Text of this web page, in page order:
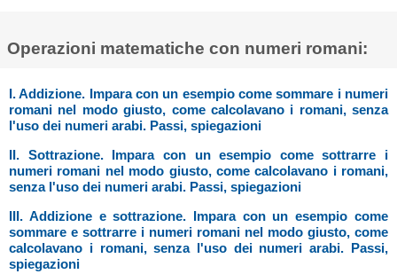
Operazioni matematiche con numeri romani:
I. Addizione. Impara con un esempio come sommare i numeri
romani nel modo giusto, come calcolavano i romani, senza
l'uso dei numeri arabi. Passi, spiegazioni
II. Sottrazione. Impara con un esempio come sottrarre i
numeri romani nel modo giusto, come calcolavano i romani,
senza l'uso dei numeri arabi. Passi, spiegazioni
III. Addizione e sottrazione. Impara con un esempio come
sommare e sottrarre i numeri romani nel modo giusto, come
calcolavano i romani, senza l'uso dei numeri arabi. Passi,
spiegazioni